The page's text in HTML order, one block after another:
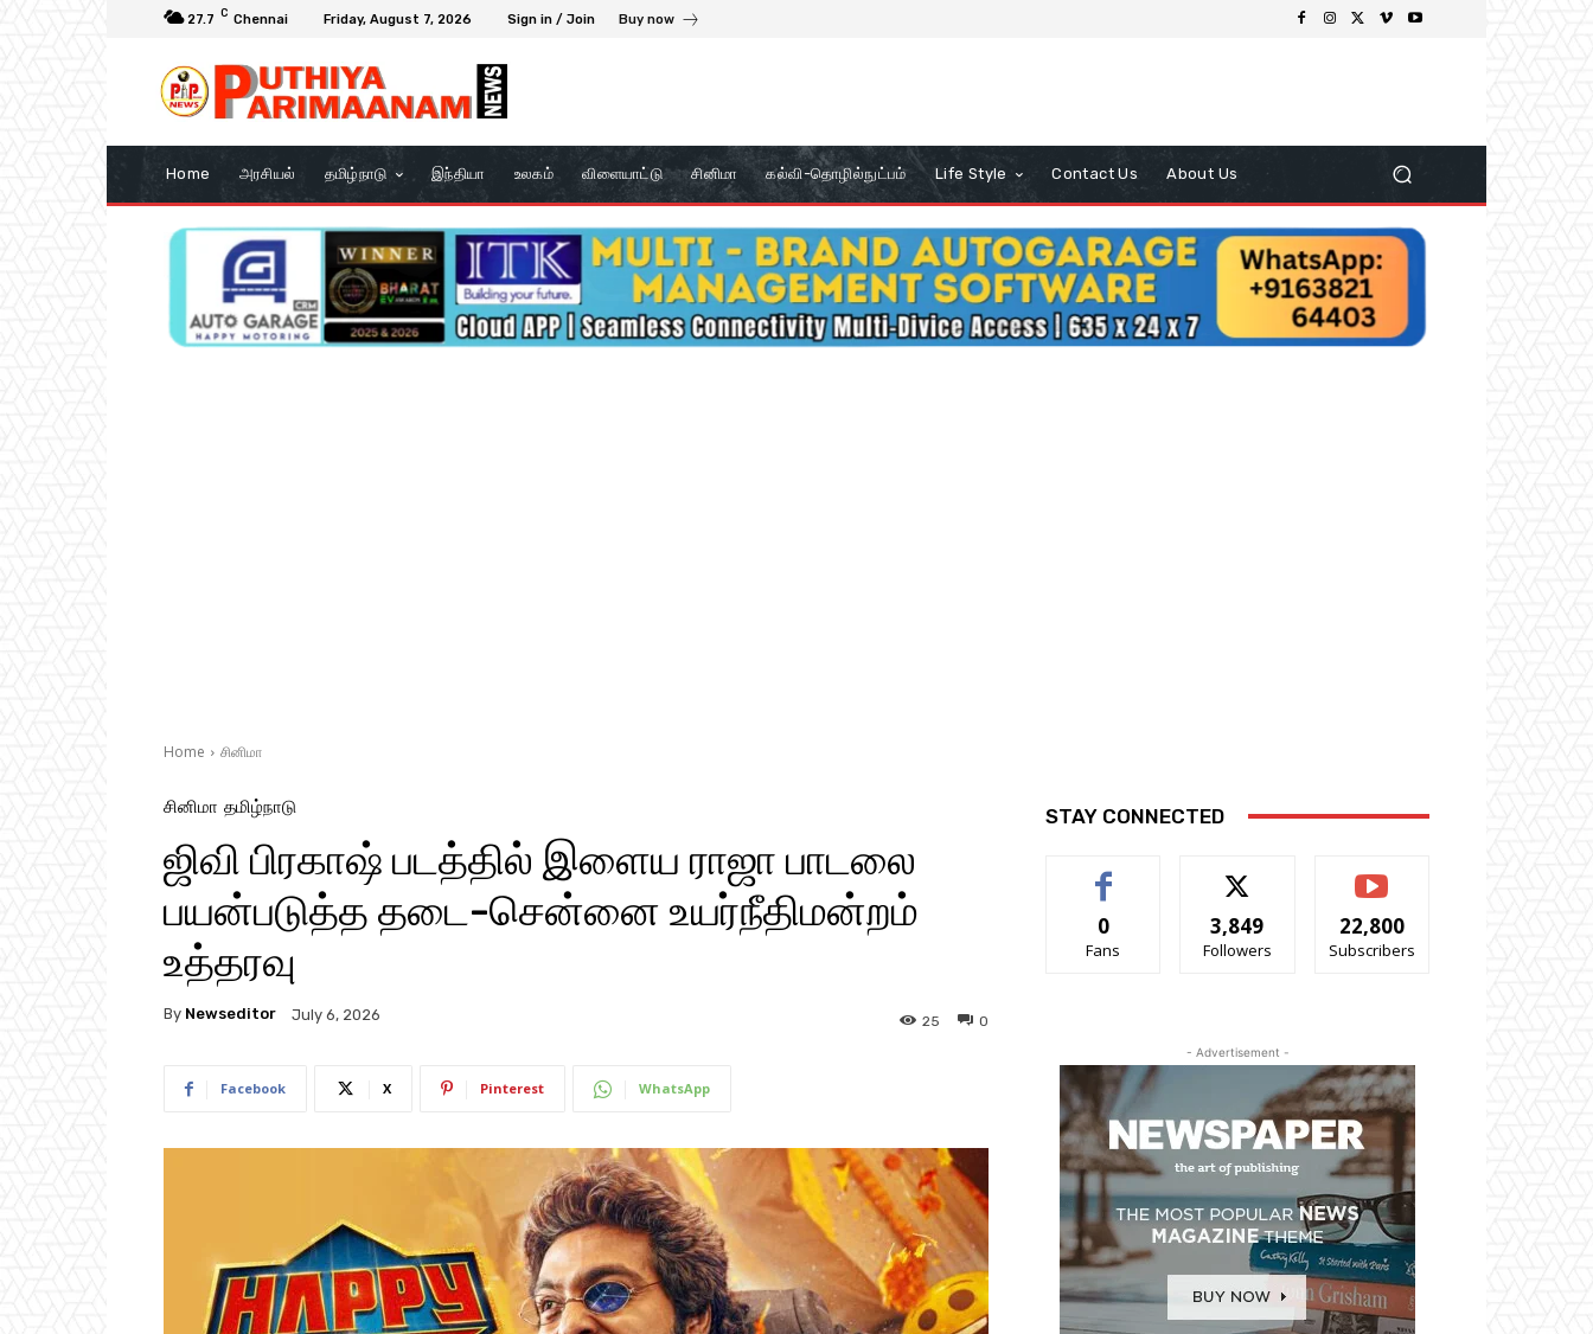
27.7 C Chennai Friday, August 7, 2026 Sign in / Join Buy now
Home அரசியல் தமிழ்நாடு இந்தியா உலகம் விளையாட்டு சினிமா கல்வி-தொழில்நுட்பம் Life Style Contact Us About Us
Home சினிமா
சினிமா தமிழ்நாடு
ஜிவி பிரகாஷ் படத்தில் இளைய ராஜா பாடலை
பயன்படுத்த தடை-சென்னை உயர்நீதிமன்றம்
உத்தரவு
By Newseditor July 6, 2026 0
25
Facebook X Pinterest WhatsApp
STAY CONNECTED
0
Fans
3,849
Followers
22,800
Subscribers
- Advertisement -